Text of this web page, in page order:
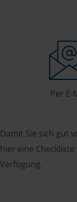
Per E-
Damit Sie sich gut
hier eine
Verfügung.